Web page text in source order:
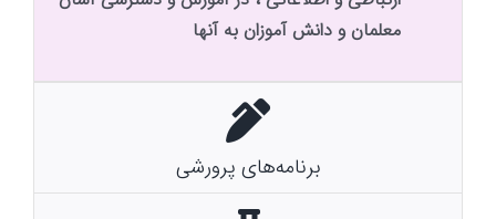
معلمان و دانش آموزان به آنها
برنامه‌های پرورشی